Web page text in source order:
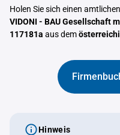
Holen Sie sich einen amtlichen
VIDONI - BAU Gesellschaft
117181a aus dem
Hinweis